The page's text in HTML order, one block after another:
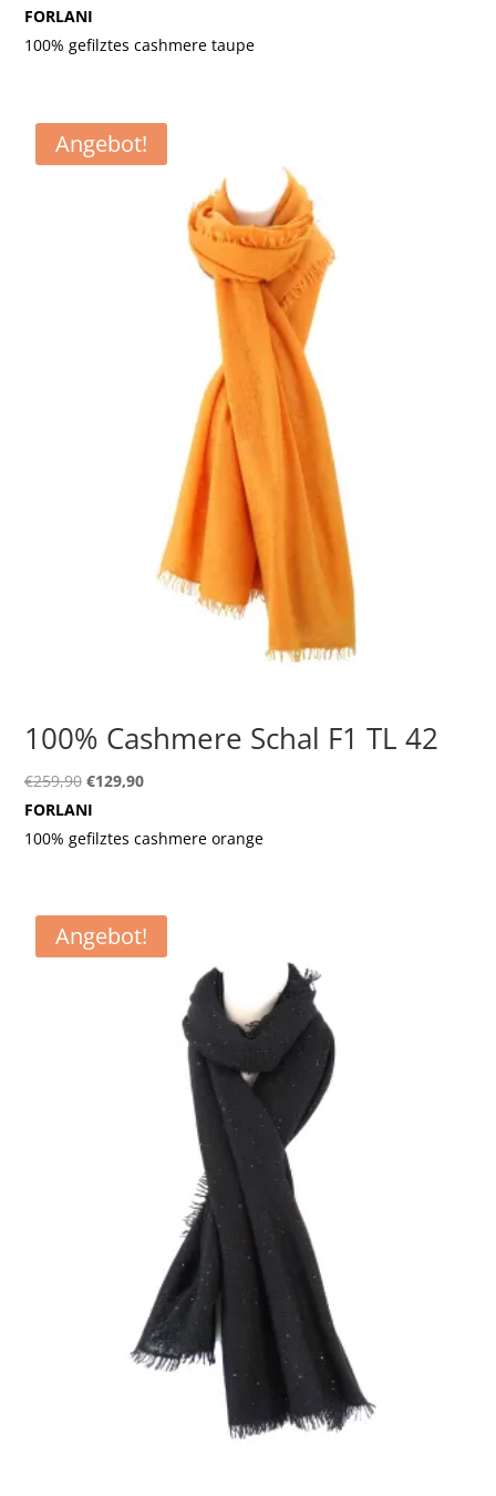
Preis
war:
ist:
FORLANI
100% gefilztes cashmere taupe
Angebot!
100% Cashmere Schal F1 TL 42
€259,90 Ursprünglicher
Preis
war:
€129,90Aktueller
ist:
FORLANI
100% gefilztes cashmere orange
Angebot!